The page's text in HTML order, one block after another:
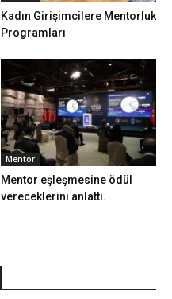
Kadın Girişimcilere Mentorluk
Programları
Mentor
Mentor eşleşmesine ödül
vereceklerini anlattı.